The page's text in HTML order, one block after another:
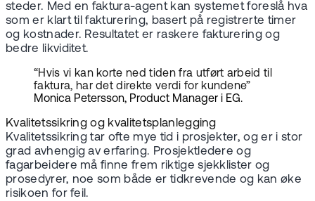
steder. Med en faktura-agent kan systemet foreslå hva
som er klart til fakturering, basert på registrerte timer
og kostnader. Resultatet er raskere fakturering og
bedre likviditet.
“Hvis vi kan korte ned tiden fra utført arbeid til
faktura, har det direkte verdi for kundene”
Monica Petersson, Product Manager i EG.
Kvalitetssikring og kvalitetsplanlegging
Kvalitetssikring tar ofte mye tid i prosjekter, og er i stor
grad avhengig av erfaring. Prosjektledere og
fagarbeidere må finne frem riktige sjekklister og
prosedyrer, noe som både er tidkrevende og kan øke
risikoen for feil.